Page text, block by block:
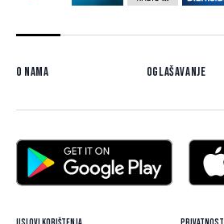
O nama Oglašavanje